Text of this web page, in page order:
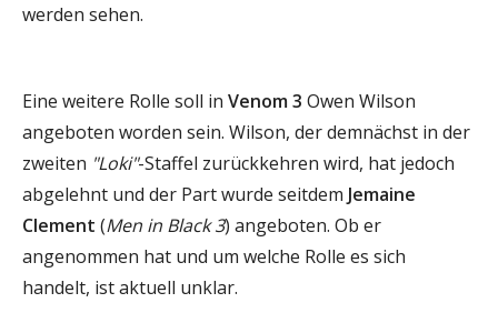
werden sehen.
Eine weitere Rolle soll in Venom 3 Owen Wilson
angeboten worden sein. Wilson, der demnächst in der
zweiten "Loki"-Staffel zurückkehren wird, hat jedoch
abgelehnt und der Part wurde seitdem Jemaine
Clement (Men in Black 3) angeboten. Ob er
angenommen hat und um welche Rolle es sich
handelt, ist aktuell unklar.